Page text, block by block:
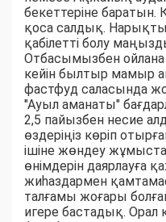
бекеттеріне баратын.
қоса салдық.
қабілетті болу
Отбасымызбен
кейін былтыр мамыр
фастфуд саласында
"Ауыл аманаты"
2,5 пайызбен несие
өздеріңіз көріп
ішіне жөндеу
өнімдерін даярлауға
жиһаздармен
талғамы жоғары
игере бастадық. Орал